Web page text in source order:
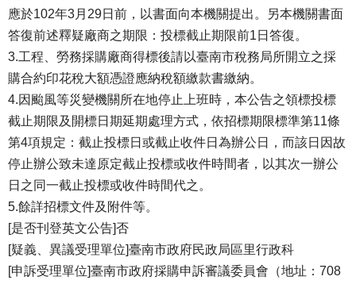
應於102年3月29日前，以書面向本機關提出。另本機關書面
答復前述釋疑廠商之期限：投標截止期限前1日答復。
3.工程、勞務採購廠商得標後請以臺南市稅務局所開立之採
購合約印花稅大額憑證應納稅額繳款書繳納。
4.因颱風等災變機關所在地停止上班時，本公告之領標投標
截止期限及開標日期延期處理方式，依招標期限標準第11條
第4項規定：截止投標日或截止收件日為辦公日，而該日因故
停止辦公致未達原定截止投標或收件時間者，以其次一辦公
日之同一截止投標或收件時間代之。
5.餘詳招標文件及附件等。
[是否刊登英文公告]否
[疑義、異議受理單位]臺南市政府民政局區里行政科
[申訴受理單位]臺南市政府採購申訴審議委員會（地址：708